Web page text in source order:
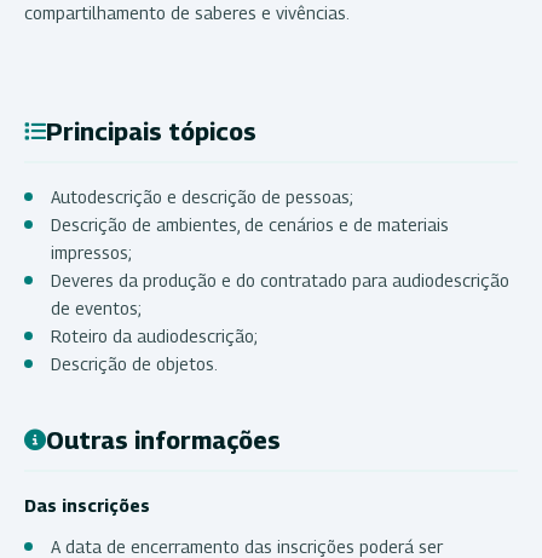
compartilhamento de saberes e vivências.
Principais tópicos
Autodescrição e descrição de pessoas;
Descrição de ambientes, de cenários e de materiais
impressos;
Deveres da produção e do contratado para audiodescrição
de eventos;
Roteiro da audiodescrição;
Descrição de objetos.
Outras informações
Das inscrições
A data de encerramento das inscrições poderá ser